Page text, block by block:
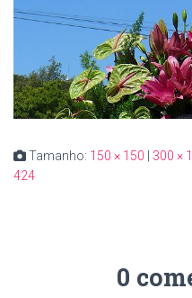
Tamanho: 150 × 150 300 ×
424
0